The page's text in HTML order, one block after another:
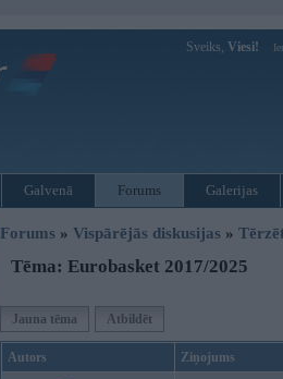
Sveiks, Viesi!
Galvenā Forums Galerijas
Forums » Vispārējās diskusijas »
Tēma: Eurobasket 2017/2025
Jauna tēma Atbildēt
Autors Ziņojums